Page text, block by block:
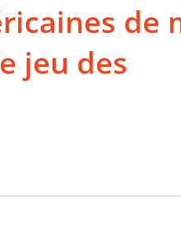
de
jeu des